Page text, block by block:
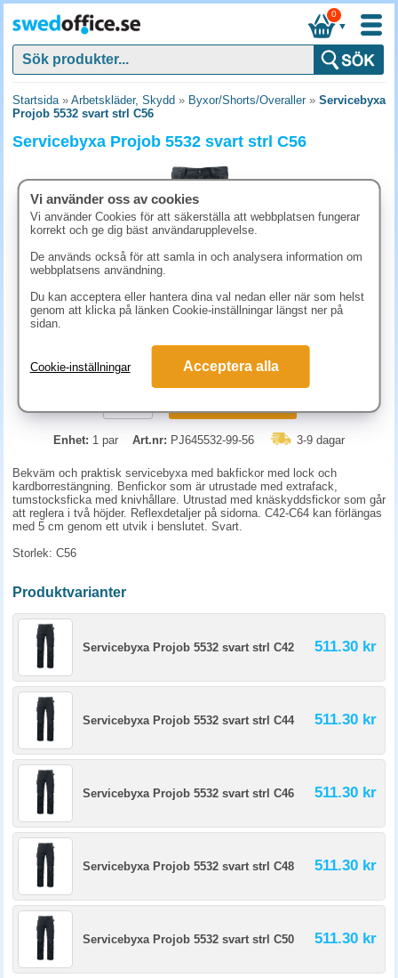
▼
0
Startsida» Arbetskläder, Skydd » Byxor/Shorts/Overaller» Servicebyxa
Projob 5532 svart strl C56
Servicebyxa Projob 5532 svart strl C56
511.30 kr (inkl. moms)
Enhet: 1 par Art.nr: PJ645532-99-56 3-9 dagar
Bekväm och praktisk servicebyxa med bakfickor med lock och
kardborrestängning. Benfickor som är utrustade med extrafack,
tumstocksficka med knivhållare. Utrustad med knäskyddsfickor som går
att reglera i två höjder. Reflexdetaljer på sidorna. C42-C64 kan förlängas
med 5 cm genom ett utvik i benslutet. Svart.
Storlek: C56
Produktvarianter
Servicebyxa Projob 5532 svart strl C42 511.30 kr
Servicebyxa Projob 5532 svart strl C44 511.30 kr
Servicebyxa Projob 5532 svart strl C46 511.30 kr
Servicebyxa Projob 5532 svart strl C48 511.30 kr
Servicebyxa Projob 5532 svart strl C50 511.30 kr
Vi använder oss av cookies
Vi använder Cookies för att säkerställa att webbplatsen fungerar
korrekt och ge dig bäst användarupplevelse.
De används också för att samla in och analysera information om
webbplatsens användning.
Du kan acceptera eller hantera dina val nedan eller när som helst
genom att klicka på länken Cookie-inställningar längst ner på
sidan.
Cookie-inställningar Acceptera alla